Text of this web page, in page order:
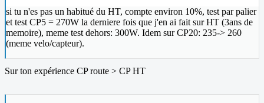
si tu n'es pas un habitué du HT, compte environ 10%, test par palier
et test CP5 = 270W la derniere fois que j'en ai fait sur HT (3ans de
memoire), meme test dehors: 300W. Idem sur CP20: 235-> 260
(meme velo/capteur).
Sur ton expérience CP route > CP HT